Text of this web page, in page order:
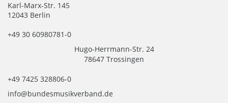
Karl-Marx-Str. 145
12043 Berlin
+49 30 60980781-0
Hugo-Herrmann-Str. 24
78647 Trossingen
+49 7425 328806-0
info@bundesmusikverband.de